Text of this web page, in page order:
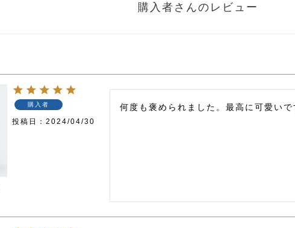
購入者さんのレビュー
購入者
投稿日 2024/04/30
何度も褒められました。最高に可愛いで